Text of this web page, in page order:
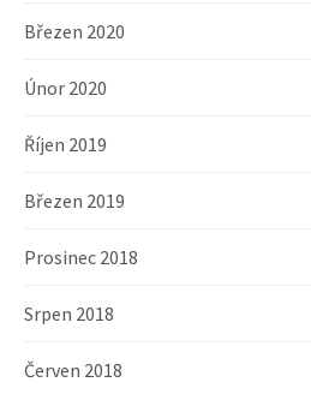
Březen 2020
Únor 2020
Říjen 2019
Březen 2019
Prosinec 2018
Srpen 2018
Červen 2018